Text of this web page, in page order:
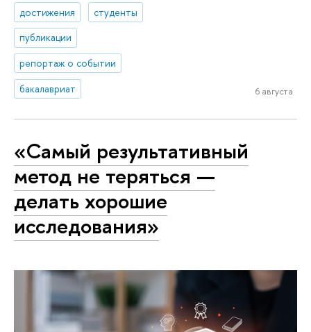
достижения
студенты
публикации
репортаж о событии
бакалавриат
6 августа
«Самый результативный
метод не теряться —
делать хорошие
исследования»